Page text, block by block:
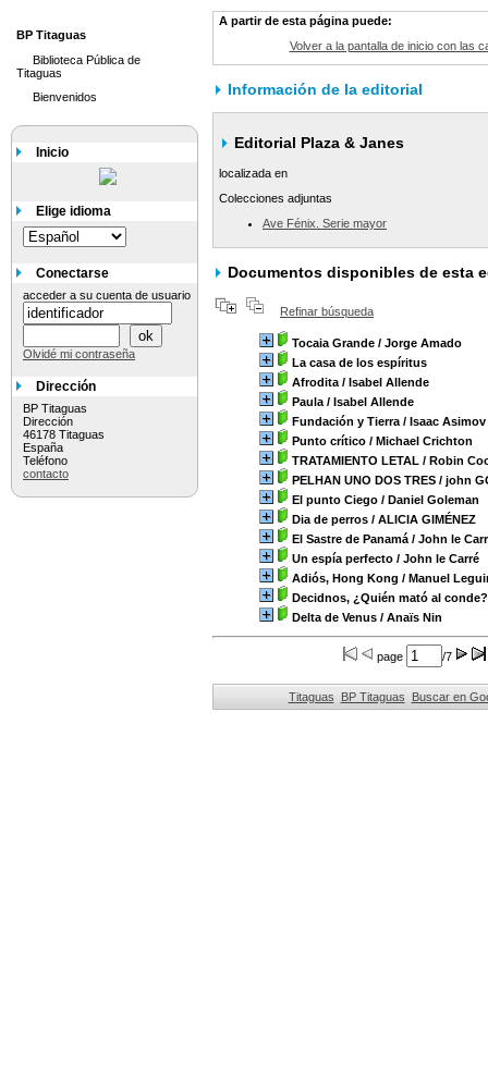
A partir de esta página puede:
Volver a la pantalla de inicio con las
Información de la editorial
Editorial Plaza & Janes
localizada en
Colecciones adjuntas
Ave Fénix. Serie mayor
Documentos disponibles de esta
Refinar búsqueda
Tocaia Grande / Jorge Amado
La casa de los espíritus
Afrodita / Isabel Allende
Paula / Isabel Allende
Fundación y Tierra / Isaac Asimov
Punto crítico / Michael Crichton
TRATAMIENTO LETAL / Robin
PELHAN UNO DOS TRES / john
El punto Ciego / Daniel Goleman
Dia de perros / ALICIA GIMÉNEZ
El Sastre de Panamá / John le
Un espía perfecto / John le Carré
Adiós, Hong Kong / Manuel
Decidnos, ¿Quién mató al conde?
Delta de Venus / Anaïs Nin
page /7
Titaguas BP Titaguas Buscar en
BP Titaguas
Biblioteca Pública de
Titaguas
Bienvenidos
Inicio
Elige idioma
Conectarse
acceder a su cuenta de usuario
Olvidé mi contraseña
Dirección
BP Titaguas
Dirección
46178 Titaguas
España
Teléfono
contacto